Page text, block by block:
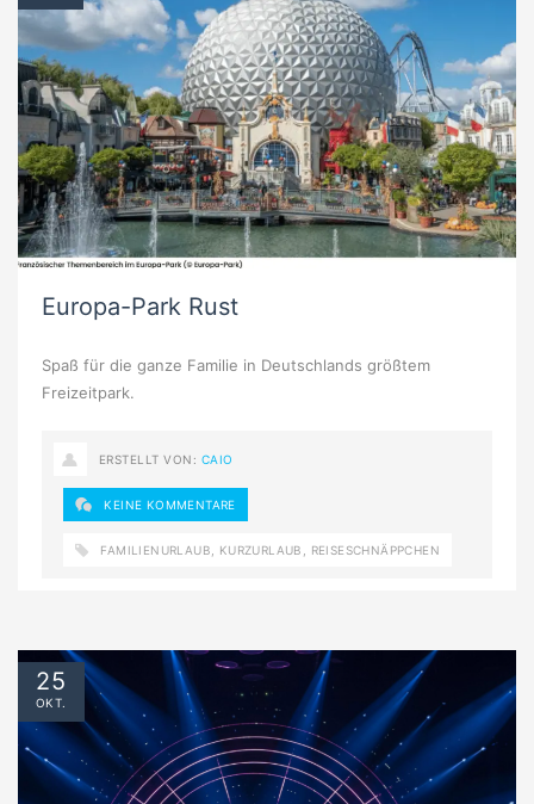
Europa-Park Rust
Spaß für die ganze Familie in Deutschlands größtem
Freizeitpark.
ERSTELLT VON: CAIO
KEINE KOMMENTARE
FAMILIENURLAUB KURZURLAUB REISESCHNÄPPCHEN
25
OKT.